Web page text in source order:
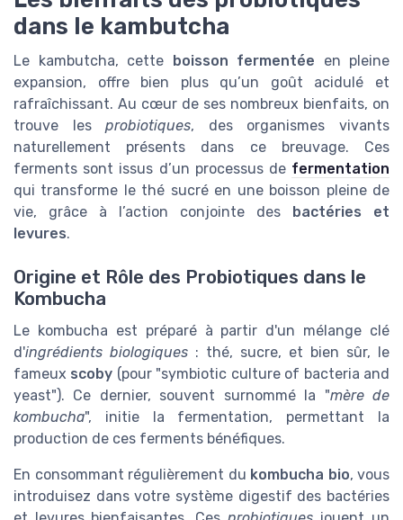
dans le kambutcha
Le kambutcha, cette boisson fermentée en pleine
expansion, offre bien plus qu’un goût acidulé et
rafraîchissant. Au cœur de ses nombreux bienfaits, on
trouve lesprobiotiques, des organismes vivants
naturellement présents dans ce breuvage. Ces
ferments sont issus d’un processus de fermentation
qui transforme le thé sucré en une boisson pleine de
vie, grâce à l’action conjointe des bactéries et
levures.
Origine et Rôle des Probiotiques dans le
Kombucha
Le kombucha est préparé à partir d'un mélange clé
d'ingrédients biologiques : thé, sucre, et bien sûr, le
fameux scoby (pour "symbiotic culture of bacteria and
yeast"). Ce dernier, souvent surnommé la "mère de
kombucha", initie la fermentation, permettant la
production de ces ferments bénéfiques.
En consommant régulièrement du kombucha bio, vous
introduisez dans votre système digestif des bactéries